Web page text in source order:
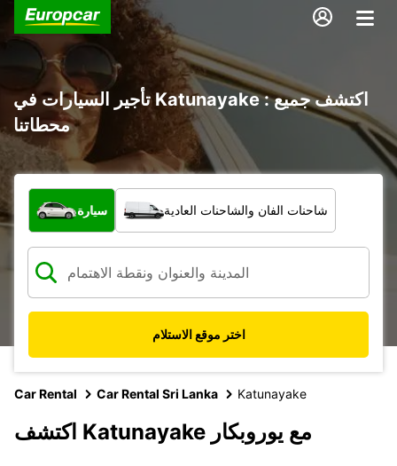
تأجير السيارات في Katunayake : اكتشف جميع
محطاتنا
ما نوع المركبة؟
سيارة شاحنات الفان والشاحنات العادية
اختر موقع الاستلام
Car Rental Car Rental Sri Lanka Katunayake
اكتشف Katunayake مع يوروبكار